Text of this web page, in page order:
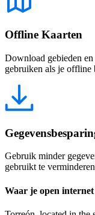
Offline Kaarten
Download gebieden
gebruiken als je offline
Gebruik minder
gebruikt te
Waar je open